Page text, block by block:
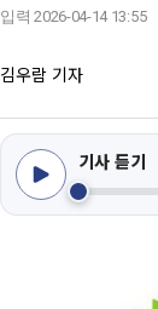
입력 2026-04-14 13:55
김우람 기자
기사 듣기